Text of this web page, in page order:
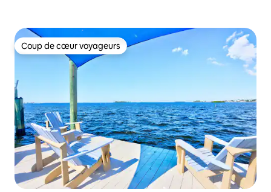
Coup de cœur voyageurs
Coup de cœur voyageurs